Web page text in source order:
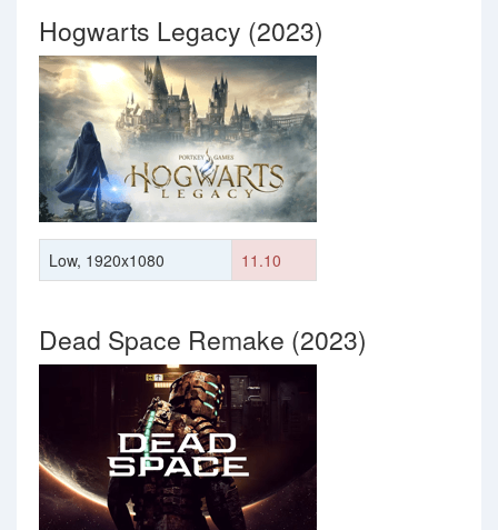
Hogwarts Legacy (2023)
Low, 1920x1080 11.10
Dead Space Remake (2023)